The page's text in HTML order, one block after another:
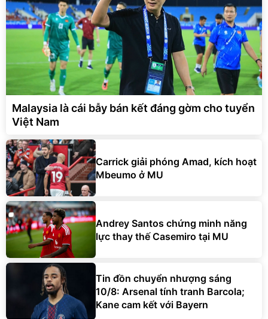
Malaysia là cái bẫy bán kết đáng gờm cho tuyển
Việt Nam
Carrick giải phóng Amad, kích hoạt
Mbeumo ở MU
Andrey Santos chứng minh năng
lực thay thế Casemiro tại MU
Tin đồn chuyển nhượng sáng
10/8: Arsenal tính tranh Barcola;
Kane cam kết với Bayern